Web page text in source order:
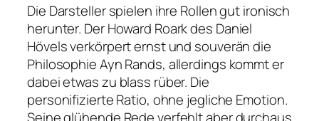
Die Darsteller spielen ihre Rollen gut ironisch
herunter. Der Howard Roark des Daniel
Hövels verkörpert ernst und souverän die
Philosophie Ayn Rands, allerdings kommt er
dabei etwas zu blass rüber. Die
personifizierte Ratio, ohne jegliche Emotion.